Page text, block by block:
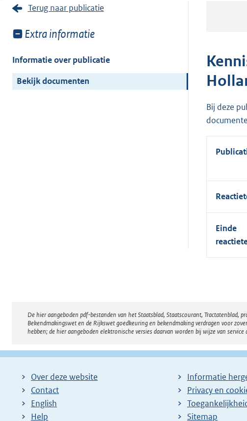
Terug naar publicatie
Toon
van:
Extra informatie
Informatie over publicatie
Bekijk documenten
Bij deze
Einde
Disclaimer
De hier aangeboden pdf-bestanden van het Staatsblad, Staatscourant, Tractatenblad,
Bekendmakingswet en de Rijkswet goedkeuring en bekendmaking verdragen voor
hebben; de hier aangeboden elektronische versies daarvan worden bij wijze van service
Over deze website
Contact
English
Help
Informatie
Privacy en
Sitemap